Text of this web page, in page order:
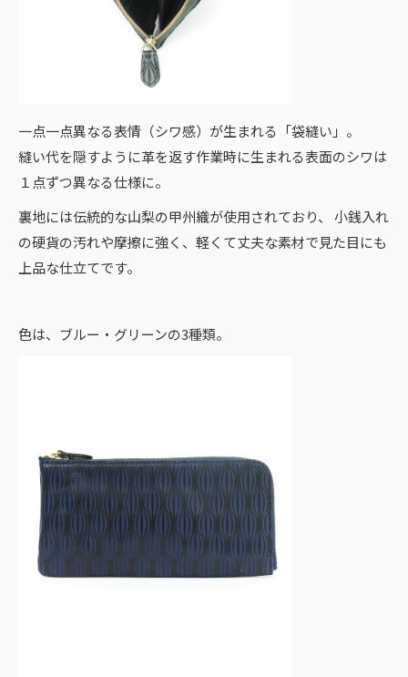
一点一点異なる表情（シワ感）が生まれる「袋縫い」。
縫い代を隠すように革を返す作業時に生まれる表面のシワは
１点ずつ異なる仕様に。
裏地には伝統的な山梨の甲州織が使用されており、 小銭入れ
の硬貨の汚れや摩擦に強く、軽くて丈夫な素材で見た目にも
上品な仕立てです。
色は、ブルー・グリーンの3種類。